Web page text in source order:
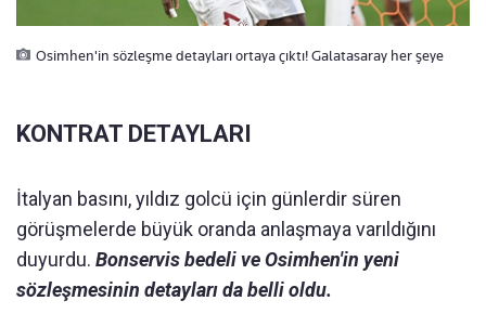
Osimhen'in sözleşme detayları ortaya çıktı! Galatasaray her şeye
KONTRAT DETAYLARI
İtalyan basını, yıldız golcü için günlerdir süren
görüşmelerde büyük oranda anlaşmaya varıldığını
duyurdu. Bonservis bedeli ve Osimhen'in yeni
sözleşmesinin detayları da belli oldu.